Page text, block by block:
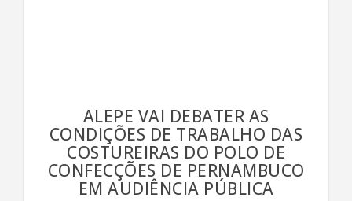
ALEPE VAI DEBATER AS
CONDIÇÕES DE TRABALHO DAS
COSTUREIRAS DO POLO DE
CONFECÇÕES DE PERNAMBUCO
EM AUDIÊNCIA PÚBLICA